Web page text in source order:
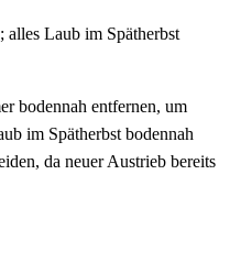
alles Laub im Spätherbst
bodennah entfernen, um
im Spätherbst bodennah
da neuer Austrieb bereits